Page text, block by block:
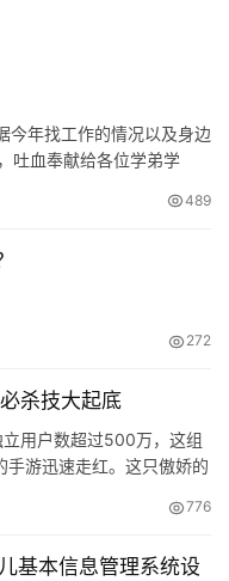
今年找工作的情况以及身边
吐血奉献给各位学弟学
489
272
杀技大起底
立用户数超过500万，这组
手游迅速走红。这只傲娇的
776
基本信息管理系统设